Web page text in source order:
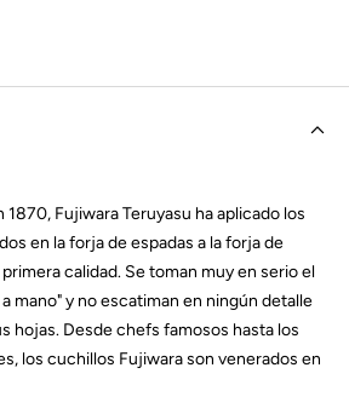
Fujiwara Teruyasu ha aplicado los
en la forja de espadas a la forja de
calidad. Se toman muy en serio el
mano" y no escatiman en ningún detalle
hojas. Desde chefs famosos hasta los
los cuchillos Fujiwara son venerados en